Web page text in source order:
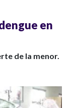
en
de la menor.